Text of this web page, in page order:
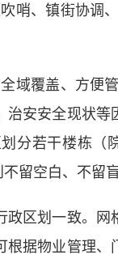
哨、镇街协调
覆盖、方便
安安全现状等
分若干楼栋（
留空白、不留盲
区划一致。网
据物业管理、